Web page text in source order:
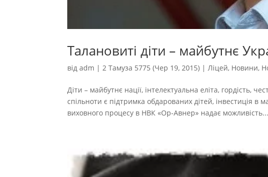
Талановиті діти – майбутнє
відadm |2 Тамуза 5775 (Чер 19, 2015) |Ліцей, Новини,
Діти – майбутнє нації, інтелектуальна еліта, гордість,
спільноти є підтримка обдарованих дітей, інвестиція в
виховного процесу в НВК «Ор-Авнер» надає можливість...